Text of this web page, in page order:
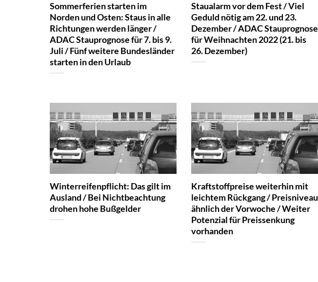
Sommerferien starten im
Norden und Osten: Staus in alle
Richtungen werden länger /
ADAC Stauprognose für 7. bis 9.
Juli / Fünf weitere Bundesländer
starten in den Urlaub
Staualarm vor dem Fest / Viel
Geduld nötig am 22. und 23.
Dezember / ADAC Stauprognose
für Weihnachten 2022 (21. bis
26. Dezember)
Winterreifenpflicht: Das gilt im
Ausland / Bei Nichtbeachtung
drohen hohe Bußgelder
Kraftstoffpreise weiterhin mit
leichtem Rückgang / Preisniveau
ähnlich der Vorwoche / Weiter
Potenzial für Preissenkung
vorhanden